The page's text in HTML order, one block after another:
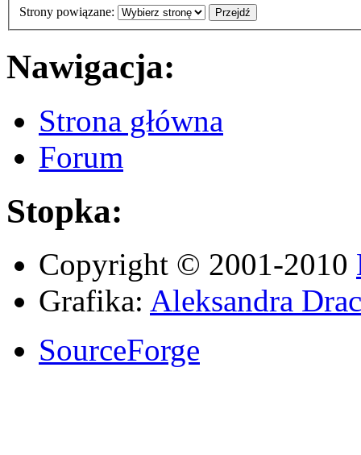
Strony powiązane:
Nawigacja:
Strona główna
Forum
Stopka:
Copyright © 2001-2010
Grafika: Aleksandra
SourceForge